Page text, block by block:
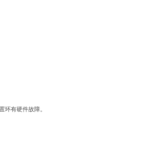
环有硬件故障。